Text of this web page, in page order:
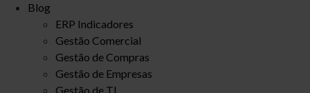
Blog
ERP Indicadores
Gestão Comercial
Gestão de Compras
Gestão de Empresas
Gestão de TI